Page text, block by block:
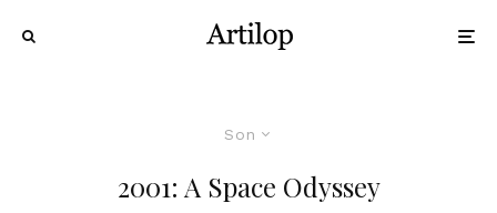
Son
2001: A Space Odyssey